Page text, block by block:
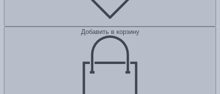
Добавить в корзину